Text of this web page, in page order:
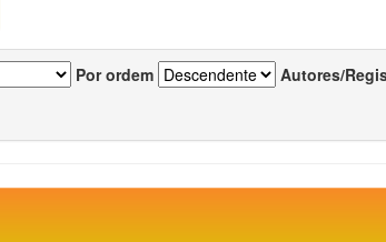
Por ordem Autores/